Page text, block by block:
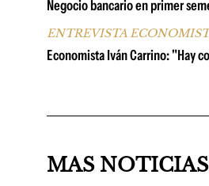
Negocio bancario en primer
ENTREVISTA
Economista Iván Carrino: "Hay
MAS